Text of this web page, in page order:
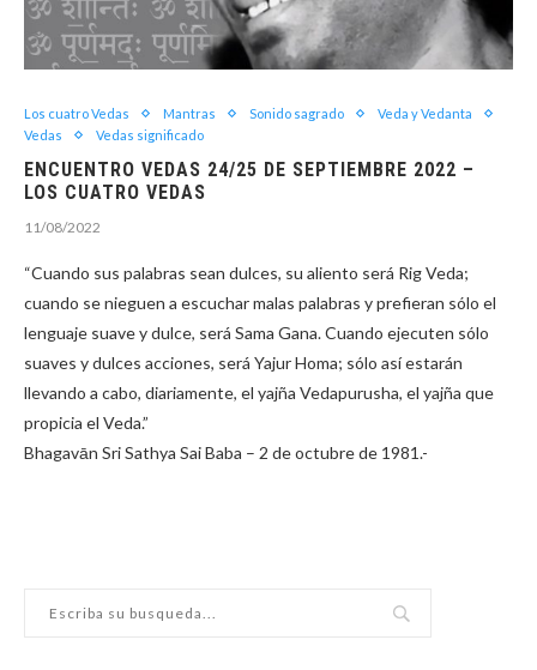
Los cuatro Vedas Mantras Sonido sagrado
Veda y Vedanta
Vedas
Vedas significado
ENCUENTRO VEDAS 24/25 DE SEPTIEMBRE 2022 –
LOS CUATRO VEDAS
11/08/2022
“Cuando sus palabras sean dulces, su aliento será Rig Veda;
cuando se nieguen a escuchar malas palabras y prefieran sólo el
lenguaje suave y dulce, será Sama Gana. Cuando ejecuten sólo
suaves y dulces acciones, será Yajur Homa; sólo así estarán
llevando a cabo, diariamente, el yajña Vedapurusha, el yajña que
propicia el Veda.”
Bhagavān Sri Sathya Sai Baba – 2 de octubre de 1981.-